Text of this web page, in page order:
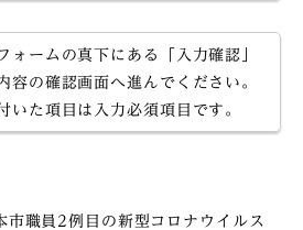
ォームの真下にある「入力確認」
容の確認画面へ進んでください。
いた項目は入力必須項目です。
市職員2例目の新型コロナウイルス